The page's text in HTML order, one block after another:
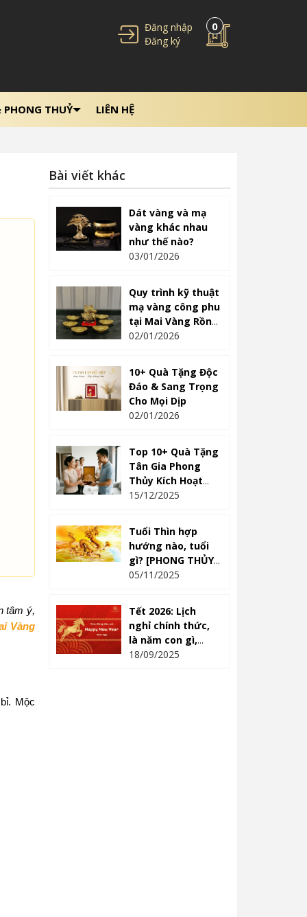
Đăng nhập
Đăng ký
0
THUỶ LIÊN HỆ
tâm ý,
Vàng
Mộc
Bài viết khác
Dát vàng và mạ
vàng khác nhau
như thế nào?
03/01/2026
Quy trình kỹ thuật
mạ vàng công phu
tại Mai Vàng Rồng
Việt
02/01/2026
10+ Quà Tặng Độc
Đáo & Sang Trọng
Cho Mọi Dịp
02/01/2026
Top 10+ Quà Tặng
Tân Gia Phong
Thủy Kích Hoạt
Tài Lộc 2026
15/12/2025
Tuổi Thìn hợp
hướng nào, tuổi
gì? [PHONG THỦY
CHÍNH XÁC]
05/11/2025
Tết 2026: Lịch
nghỉ chính thức,
là năm con gì,
mệnh gì?
18/09/2025